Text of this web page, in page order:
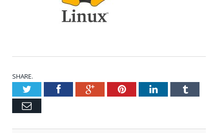
SHARE.
TwitterFacebookGoogle+PinterestLinkedInTumblr
Email